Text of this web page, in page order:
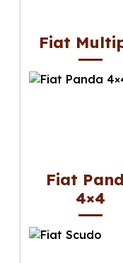
Fiat
Fiat
4×4